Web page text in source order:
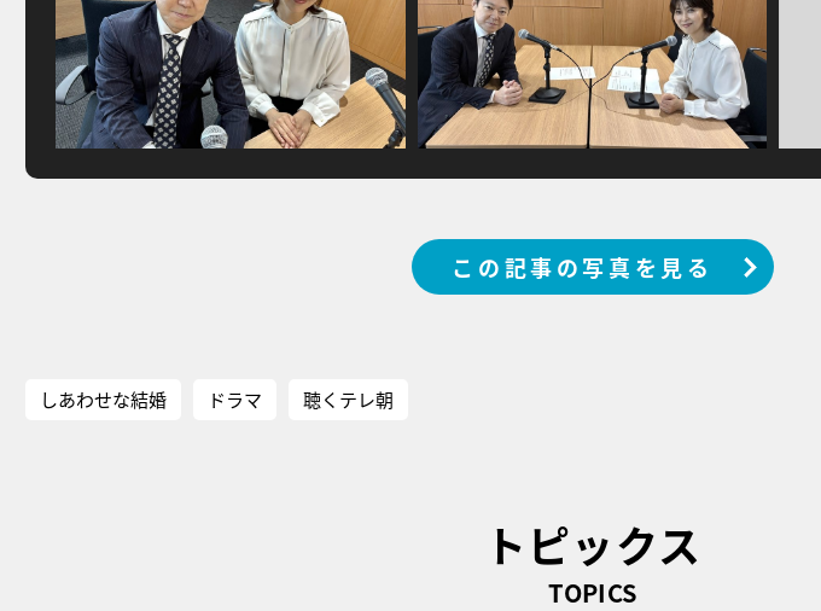
この記事の写真を見る
しあわせな結婚 ドラマ 聴くテレ朝
トピックス
TOPICS